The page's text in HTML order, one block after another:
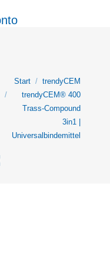
Sie befinden sich hier:
Start
trendyCEM
trendyCEM® 400
Trass-Compound
3in1 |
Universalbindemittel